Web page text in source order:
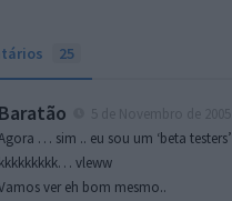
25
Baratão
… sim .. eu sou um ‘beta testers’
kkkkkkkkk… vleww
ver eh bom mesmo..